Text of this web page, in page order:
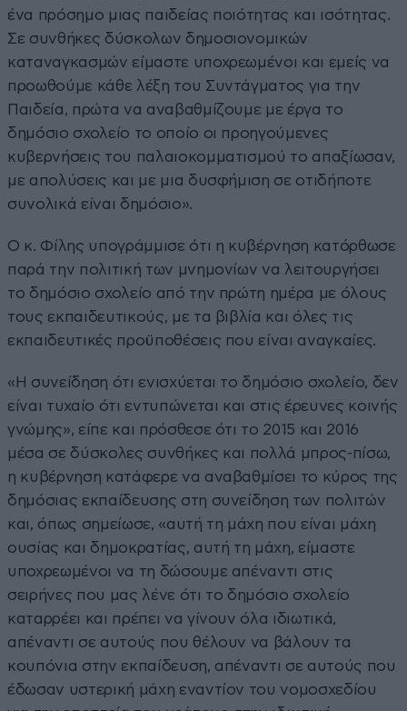
ένα πρόσημο μιας παιδείας ποιότητας και ισότητας.
Σε συνθήκες δύσκολων δημοσιονομικών
καταναγκασμών είμαστε υποχρεωμένοι και εμείς να
προωθούμε κάθε λέξη του Συντάγματος για την
Παιδεία, πρώτα να αναβαθμίζουμε με έργα το
δημόσιο σχολείο το οποίο οι προηγούμενες
κυβερνήσεις του παλαιοκομματισμού το απαξίωσαν,
με απολύσεις και με μια δυσφήμιση σε οτιδήποτε
συνολικά είναι δημόσιο».
Ο κ. Φίλης υπογράμμισε ότι η κυβέρνηση κατόρθωσε
παρά την πολιτική των μνημονίων να λειτουργήσει
το δημόσιο σχολείο από την πρώτη ημέρα με όλους
τους εκπαιδευτικούς, με τα βιβλία και όλες τις
εκπαιδευτικές προϋποθέσεις που είναι αναγκαίες.
«Η συνείδηση ότι ενισχύεται το δημόσιο σχολείο, δεν
είναι τυχαίο ότι εντυπώνεται και στις έρευνες κοινής
γνώμης», είπε και πρόσθεσε ότι το 2015 και 2016
μέσα σε δύσκολες συνθήκες και πολλά μπρος-πίσω,
η κυβέρνηση κατάφερε να αναβαθμίσει το κύρος της
δημόσιας εκπαίδευσης στη συνείδηση των πολιτών
και, όπως σημείωσε, «αυτή τη μάχη που είναι μάχη
ουσίας και δημοκρατίας, αυτή τη μάχη, είμαστε
υποχρεωμένοι να τη δώσουμε απέναντι στις
σειρήνες που μας λένε ότι το δημόσιο σχολείο
καταρρέει και πρέπει να γίνουν όλα ιδιωτικά,
απέναντι σε αυτούς που θέλουν να βάλουν τα
κουπόνια στην εκπαίδευση, απέναντι σε αυτούς που
έδωσαν υστερική μάχη εναντίον του νομοσχεδίου